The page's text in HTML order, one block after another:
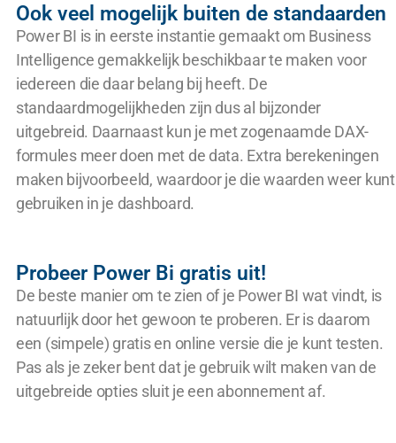
Ook veel mogelijk buiten de standaarden
Power BI is in eerste instantie gemaakt om Business
Intelligence gemakkelijk beschikbaar te maken voor
iedereen die daar belang bij heeft. De
standaardmogelijkheden zijn dus al bijzonder
uitgebreid. Daarnaast kun je met zogenaamde DAX-
formules meer doen met de data. Extra berekeningen
maken bijvoorbeeld, waardoor je die waarden weer kunt
gebruiken in je dashboard.
Probeer Power Bi gratis uit!
De beste manier om te zien of je Power BI wat vindt, is
natuurlijk door het gewoon te proberen. Er is daarom
een (simpele) gratis en online versie die je kunt testen.
Pas als je zeker bent dat je gebruik wilt maken van de
uitgebreide opties sluit je een abonnement af.